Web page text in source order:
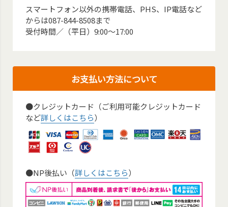
スマートフォン以外の携帯電話、PHS、IP電話など
からは087-844-8508まで
受付時間／（平日）9:00～17:00
お支払い方法について
●クレジットカード（ご利用可能クレジットカード
など詳しくはこちら）
●NP後払い（詳しくはこちら）